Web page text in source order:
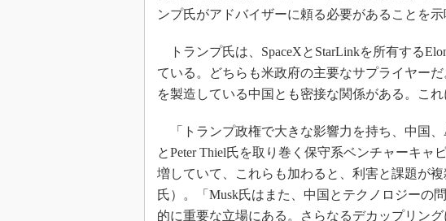
ンプ氏がアドバイザーに頼る必要があることを
トランプ氏は、SpaceXとStarLinkを所有する
ている。どちらも米政府の主要なサプライヤーだ
を製造している中国とも密接な関係がある。これ
「トランプ政権で大きな影響力を持ち、中国
とPeter Thiel氏を取り巻く保守系ベンチャーキャ
増していて、これらも加わると、利害と課題が
氏）。「Musk氏はまた、中国とテクノロジーの
的に重要な立場にある。さらなるデカップリン